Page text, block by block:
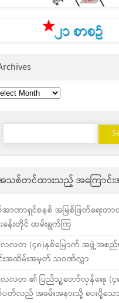
Search
သစ်တင်ထားသည့် အကြောင်းအ
အာဏာရှင်စနစ် အမြစ်ဖြတ်ရေးတ
ခန်းတိုင် ထမ်းရွက်ကြ
လတ (၄၈)နှစ်မြောက် အဖွဲ့အစည်
င်းအထိမ်းအမှတ် သဝဏ်လွှာ
လတ ၏ ပြည်သူ့တော်လှန်ရေး (၄
ပတ်လည် အခမ်းအနားသို့ ပေးပို့သ